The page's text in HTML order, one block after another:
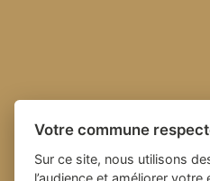
Votre commune
Sur ce site, nous utilisons
l’audience et améliorer